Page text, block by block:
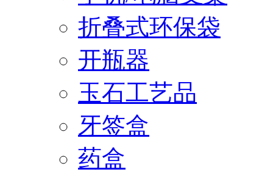
折叠式环保袋
开瓶器
玉石工艺品
牙签盒
药盒